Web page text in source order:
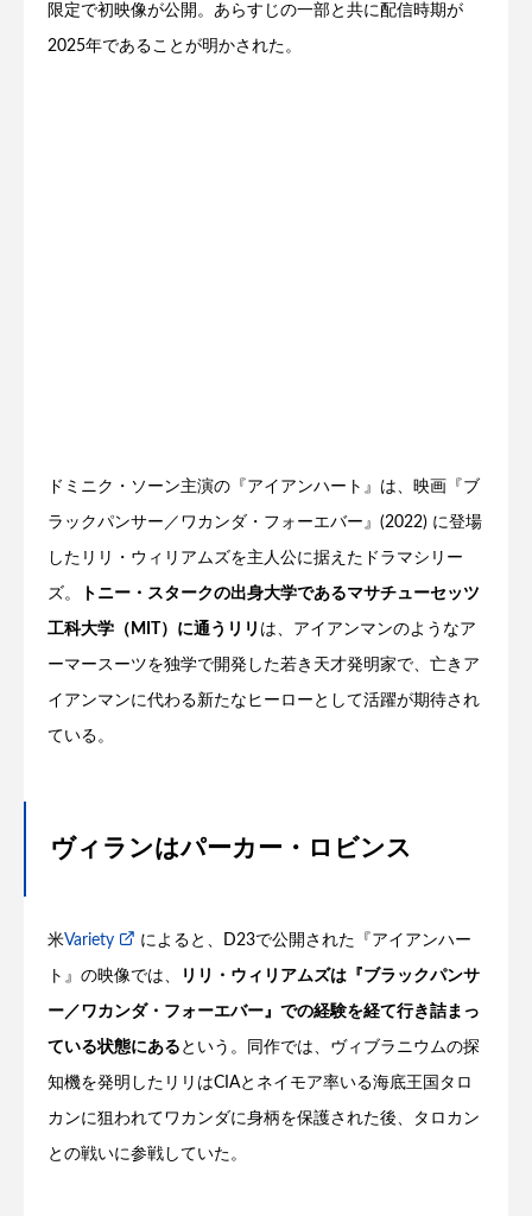
限定で初映像が公開。あらすじの一部と共に配信時期が
2025年であることが明かされた。
ドミニク・ソーン主演の『アイアンハート』は、映画『ブ
ラックパンサー／ワカンダ・フォーエバー』(2022) に登場
したリリ・ウィリアムズを主人公に据えたドラマシリー
ズ。 トニー・スタークの出身大学であるマサチューセッツ
工科大学（MIT）に通うリリ は、アイアンマンのようなア
ーマースーツを独学で開発した若き天才発明家で、亡きア
イアンマンに代わる新たなヒーローとして活躍が期待され
ている。
ヴィランはパーカー・ロビンス
米Variety によると、D23で公開された『アイアンハー
ト』の映像では、 リリ・ウィリアムズは『ブラックパンサ
ー／ワカンダ・フォーエバー』での経験を経て行き詰まっ
ている状態にある という。同作では、ヴィブラニウムの探
知機を発明したリリはCIAとネイモア率いる海底王国タロ
カンに狙われてワカンダに身柄を保護された後、タロカン
との戦いに参戦していた。